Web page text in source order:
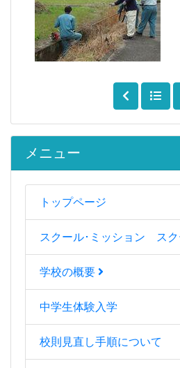
メニュー
トップページ
スクール･ミッション スク
学校の概要
中学生体験入学
校則見直し手順について